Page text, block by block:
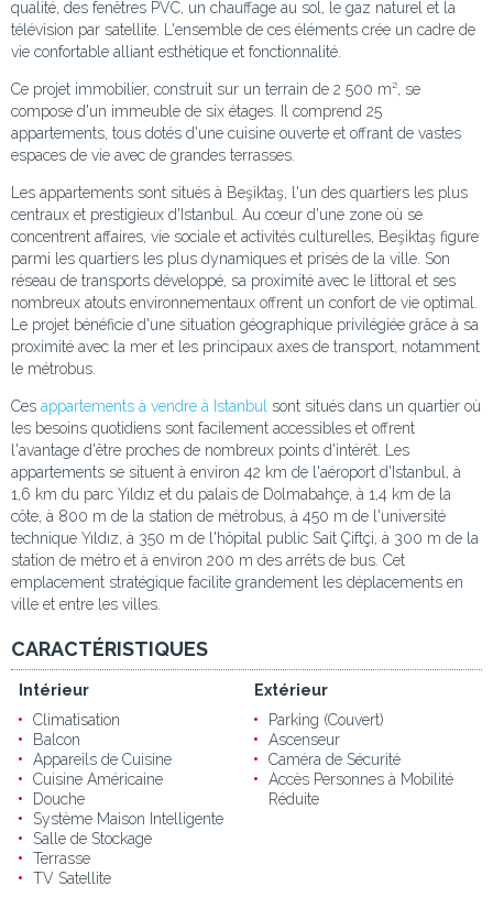
qualité, des fenêtres PVC, un chauffage au sol, le gaz naturel et la
télévision par satellite. L'ensemble de ces éléments crée un cadre de
vie confortable alliant esthétique et fonctionnalité.
Ce projet immobilier, construit sur un terrain de 2 500 m², se
compose d'un immeuble de six étages. Il comprend 25
appartements, tous dotés d'une cuisine ouverte et offrant de vastes
espaces de vie avec de grandes terrasses.
Les appartements sont situés à Beşiktaş, l'un des quartiers les plus
centraux et prestigieux d'Istanbul. Au cœur d'une zone où se
concentrent affaires, vie sociale et activités culturelles, Beşiktaş figure
parmi les quartiers les plus dynamiques et prisés de la ville. Son
réseau de transports développé, sa proximité avec le littoral et ses
nombreux atouts environnementaux offrent un confort de vie optimal.
Le projet bénéficie d'une situation géographique privilégiée grâce à sa
proximité avec la mer et les principaux axes de transport, notamment
le métrobus.
Ces appartements à vendre à Istanbul
sont situés dans un quartier où
les besoins quotidiens sont facilement accessibles et offrent
l'avantage d'être proches de nombreux points d'intérêt. Les
appartements se situent à environ 42 km de l'aéroport d'Istanbul, à
1,6 km du parc Yıldız et du palais de Dolmabahçe, à 1,4 km de la
côte, à 800 m de la station de métrobus, à 450 m de l'université
technique Yıldız, à 350 m de l'hôpital public Sait Çiftçi, à 300 m de la
station de métro et à environ 200 m des arrêts de bus. Cet
emplacement stratégique facilite grandement les déplacements en
ville et entre les villes.
CARACTÉRISTIQUES
Intérieur
Climatisation
Balcon
Appareils de Cuisine
Cuisine Américaine
Douche
Système Maison Intelligente
Salle de Stockage
Terrasse
TV Satellite
Extérieur
Parking (Couvert)
Ascenseur
Caméra de Sécurité
Accès Personnes à Mobilité
Réduite